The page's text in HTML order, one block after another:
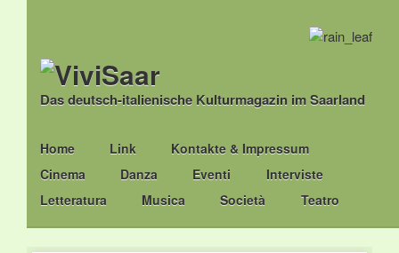
Das deutsch-italienische Kulturmagazin im Saarland
Main menu
Skip
to
content
Home Link
Kontakte & Impressum
Cinema
Danza Eventi
Interviste
Letteratura
Musica Società Teatro